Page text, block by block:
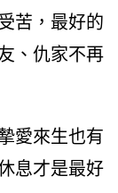
苦，最好的
、仇家不再
愛來生也有
息才是最好